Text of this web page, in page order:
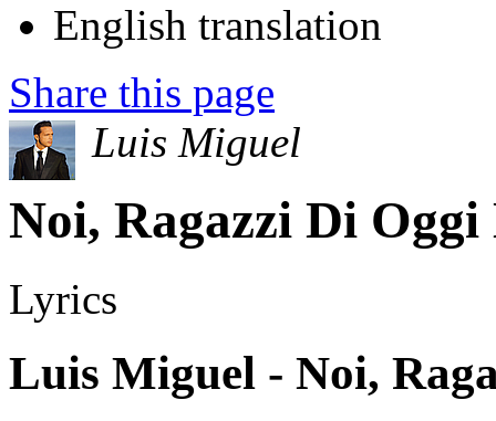
English translation
Share this page
Luis Miguel
Noi, Ragazzi Di
Lyrics
Luis Miguel - Noi,